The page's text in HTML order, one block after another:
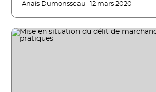
Anaïs Dumonsseau -12 mars 2020